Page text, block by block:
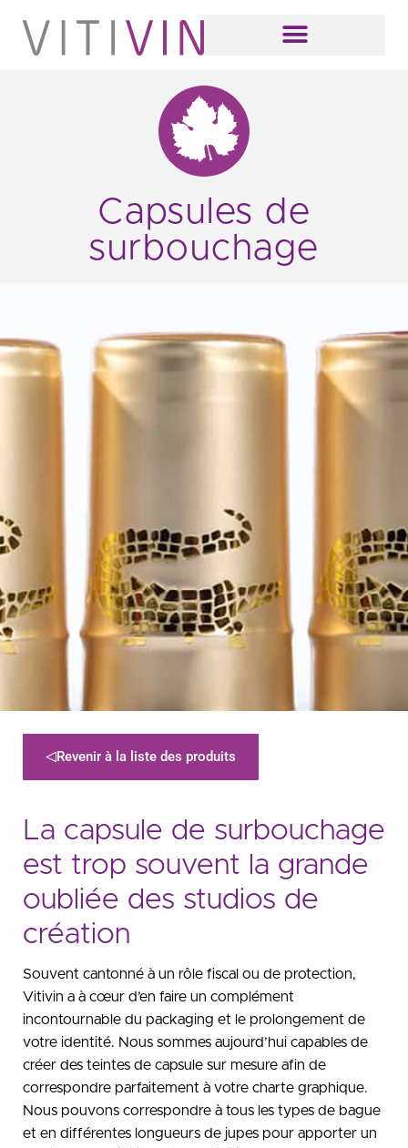
Capsules de
surbouchage
Revenir à la liste des produits
La capsule de surbouchage
est trop souvent la grande
oubliée des studios de
création
Souvent cantonné à un rôle fiscal ou de protection,
Vitivin a à cœur d’en faire un complément
incontournable du packaging et le prolongement de
votre identité. Nous sommes aujourd’hui capables de
créer des teintes de capsule sur mesure afin de
correspondre parfaitement à votre charte graphique.
Nous pouvons correspondre à tous les types de bague
et en différentes longueurs de jupes pour apporter un